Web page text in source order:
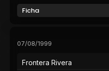
Ficha
07/08/1999
Frontera Rivera